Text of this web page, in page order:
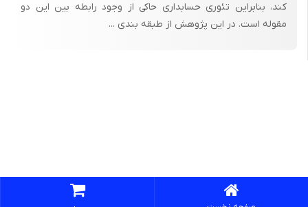
کند، بنابراین تئوری حسابداری حاکی از وجود رابطه بین این دو
مقوله است. در این پژوهش از طبقه بندی ...